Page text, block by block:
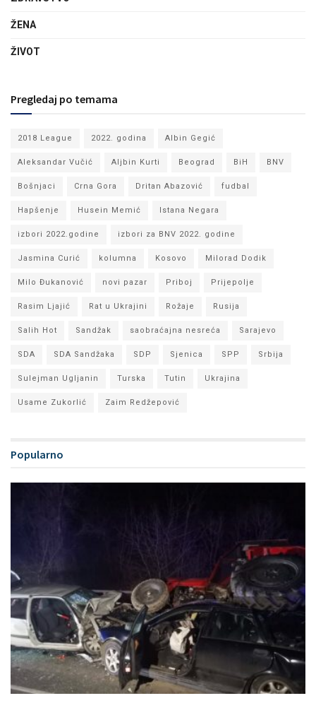
ŽENA
ŽIVOT
Pregledaj po temama
2018 League 2022. godina Albin Gegić
Aleksandar Vučić Aljbin Kurti Beograd BiH BNV
Bošnjaci Crna Gora Dritan Abazović fudbal
Hapšenje Husein Memić Istana Negara
izbori 2022.godine izbori za BNV 2022. godine
Jasmina Curić kolumna Kosovo Milorad Dodik
Milo Đukanović novi pazar Priboj Prijepolje
Rasim Ljajić Rat u Ukrajini Rožaje Rusija
Salih Hot Sandžak saobraćajna nesreća Sarajevo
SDA SDA Sandžaka SDP Sjenica SPP Srbija
Sulejman Ugljanin Turska Tutin Ukrajina
Usame Zukorlić Zaim Redžepović
Popularno